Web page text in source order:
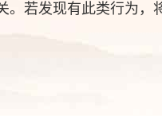
若发现有此类行为，